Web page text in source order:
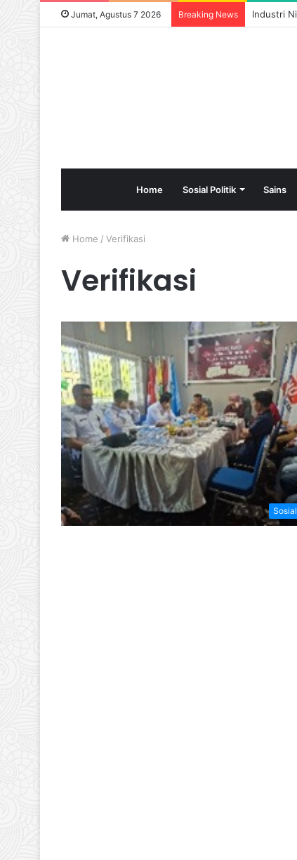
Jumat, Agustus 7 2026 Breaking News Industri
Home Sosial Politik Sains
Home / Verifikasi
Verifikasi